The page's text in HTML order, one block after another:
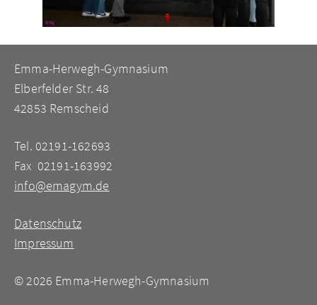
Emma-Herwegh-Gymnasium
Elberfelder Str. 48
42853 Remscheid
Tel. 02191-162693
Fax 02191-163992
info@emagym.de
Datenschutz
Impressum
©2026 Emma-Herwegh-Gymnasium